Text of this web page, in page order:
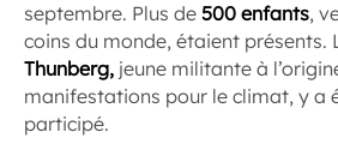
septembre. Plus de 500 enfants,
coins du monde, étaient présents.
Thunberg, jeune militante à
manifestations pour le climat, y a
participé.